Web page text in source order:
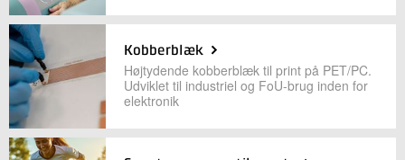
Skriv til mig
Kobberblæk
Højtydende kobberblæk til print på PET/PC.
Udviklet til industriel og FoU-brug inden for
elektronik